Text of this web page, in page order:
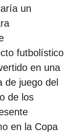
un
futbolístico
en una
de juego del
de los
en la Copa